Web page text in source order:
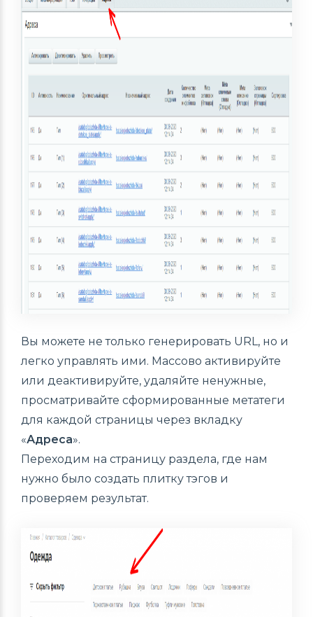
Вы можете не только генерировать URL, но и
легко управлять ими. Массово активируйте
или деактивируйте, удаляйте ненужные,
просматривайте сформированные метатеги
для каждой страницы через вкладку
«Адреса».
Переходим на страницу раздела, где нам
нужно было создать плитку тэгов и
проверяем результат.